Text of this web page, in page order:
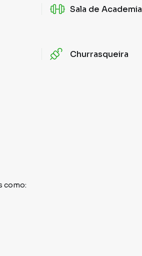
Sala de Academia
Churrasqueira
como: